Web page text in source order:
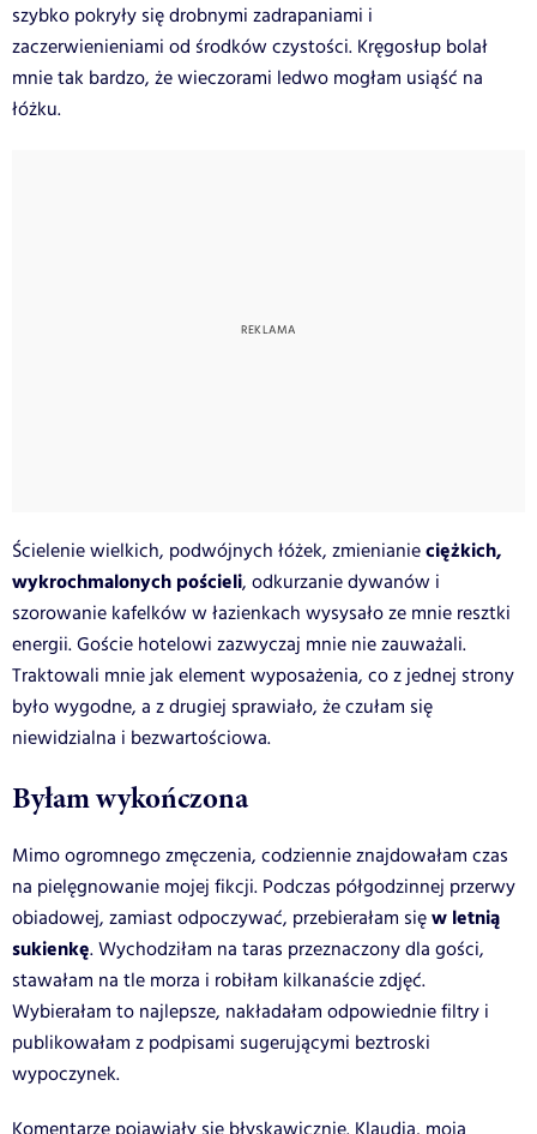
szybko pokryły się drobnymi zadrapaniami i
zaczerwienieniami od środków czystości. Kręgosłup bolał
mnie tak bardzo, że wieczorami ledwo mogłam usiąść na
łóżku.
Ścielenie wielkich, podwójnych łóżek, zmienianieciężkich,
wykrochmalonych pościeli, odkurzanie dywanów i
szorowanie kafelków w łazienkach wysysało ze mnie resztki
energii. Goście hotelowi zazwyczaj mnie nie zauważali.
Traktowali mnie jak element wyposażenia, co z jednej strony
było wygodne, a z drugiej sprawiało, że czułam się
niewidzialna i bezwartościowa.
Byłam wykończona
Mimo ogromnego zmęczenia, codziennie znajdowałam czas
na pielęgnowanie mojej fikcji. Podczas półgodzinnej przerwy
obiadowej, zamiast odpoczywać, przebierałam sięw letnią
sukienkę. Wychodziłam na taras przeznaczony dla gości,
stawałam na tle morza i robiłam kilkanaście zdjęć.
Wybierałam to najlepsze, nakładałam odpowiednie filtry i
publikowałam z podpisami sugerującymi beztroski
wypoczynek.